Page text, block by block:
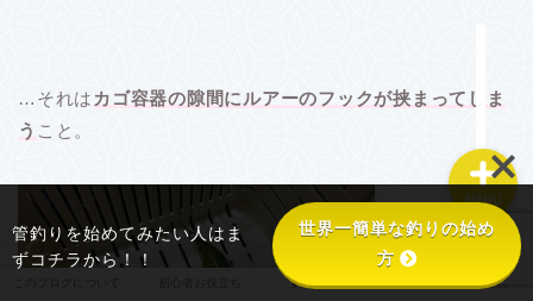
…それは カゴ容器の隙間にルアーのフックが挟まってしま
う こと。
釣り具あれこれ 釣り場あれこれ
MENU
管釣りを始めてみたい人はま
ずコチラから！！
世界一簡単な釣りの始め
方